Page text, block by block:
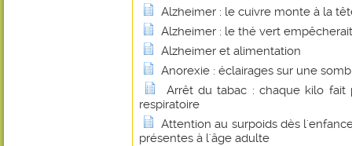
Alzheimer : le cuivre monte à la
Alzheimer : le thé vert
Alzheimer et alimentation
Anorexie : éclairages sur une
Arrêt du tabac : chaque kilo
respiratoire
Attention au surpoids dès
présentes à l'âge adulte